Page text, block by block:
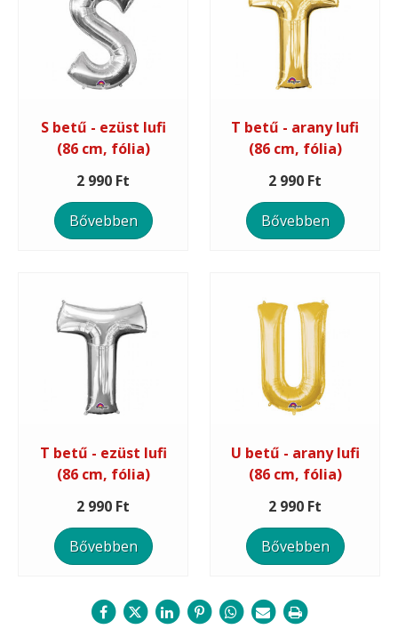
S betű - ezüst lufi
(86 cm, fólia)
2 990 Ft
Bővebben
T betű - arany lufi
(86 cm, fólia)
2 990 Ft
Bővebben
T betű - ezüst lufi
(86 cm, fólia)
2 990 Ft
Bővebben
U betű - arany lufi
(86 cm, fólia)
2 990 Ft
Bővebben